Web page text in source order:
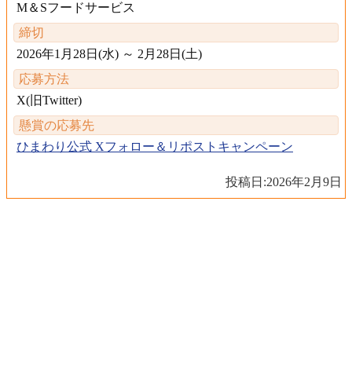
M＆Sフードサービス
締切
2026年1月28日(水) ～ 2月28日(土)
応募方法
X(旧Twitter)
懸賞の応募先
ひまわり公式 Xフォロー＆リポストキャンペーン
投稿日:2026年2月9日